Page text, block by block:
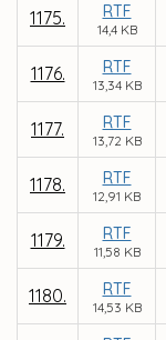
1175. RTF
14,4 KB
1176. RTF
13,34 KB
1177. RTF
13,72 KB
1178. RTF
12,91 KB
1179. RTF
11,58 KB
1180. RTF
14,53 KB